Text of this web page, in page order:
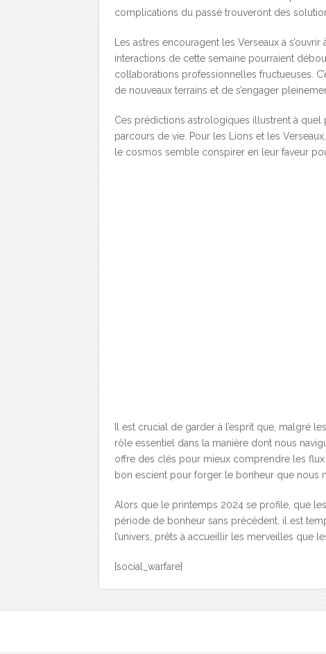
complications du passé trouveront des
Les astres encouragent les Verseaux à
interactions de cette semaine pourraient
collaborations professionnelles fructueuses.
de nouveaux terrains et de s’engager
Ces prédictions astrologiques illustrent à
parcours de vie. Pour les Lions et les
le cosmos semble conspirer en leur faveur
Il est crucial de garder à l’esprit que, malgré
rôle essentiel dans la manière dont nous
offre des clés pour mieux comprendre les flux
bon escient pour forger le bonheur que nous
Alors que le printemps 2024 se profile, que
période de bonheur sans précédent, il est
l’univers, prêts à accueillir les merveilles que
[social_warfare]